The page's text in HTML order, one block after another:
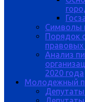
Символы
Порядок
правовых
Анализ
2020 года
Молодежный